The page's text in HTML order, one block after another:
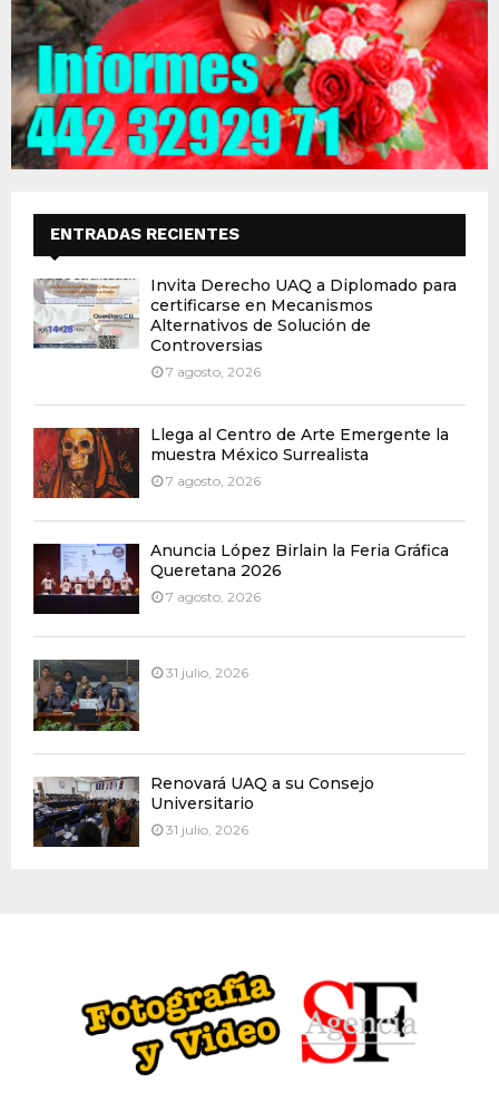
ENTRADAS RECIENTES
Invita Derecho UAQ a Diplomado para
certificarse en Mecanismos
Alternativos de Solución de
Controversias
7 agosto, 2026
Llega al Centro de Arte Emergente la
muestra México Surrealista
7 agosto, 2026
Anuncia López Birlain la Feria Gráfica
Queretana 2026
7 agosto, 2026
31 julio, 2026
Renovará UAQ a su Consejo
Universitario
31 julio, 2026